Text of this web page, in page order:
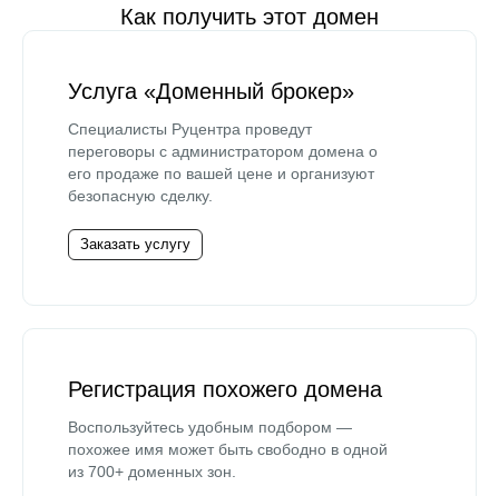
Как получить этот домен
Услуга «Доменный брокер»
Специалисты Руцентра проведут
переговоры с администратором домена о
его продаже по вашей цене и организуют
безопасную сделку.
Заказать услугу
Регистрация похожего домена
Воспользуйтесь удобным подбором —
похожее имя может быть свободно в одной
из 700+ доменных зон.